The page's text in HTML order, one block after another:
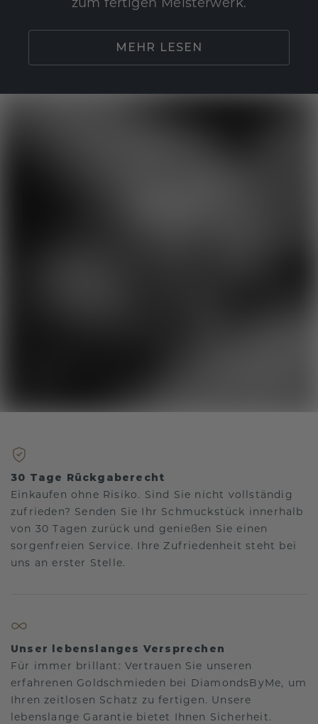
MEHR LESEN
30 Tage Rückgaberecht
Einkaufen ohne Risiko. Sind Sie nicht vollständig
zufrieden? Senden Sie Ihr Schmuckstück innerhalb
von 30 Tagen zurück und genießen Sie einen
sorgenfreien Service. Ihre Zufriedenheit steht bei
uns an erster Stelle.
Unser lebenslanges Versprechen
Für immer brillant: Vertrauen Sie unseren
erfahrenen Goldschmieden bei DiamondsByMe, um
Ihren zeitlosen Schatz zu fertigen. Unsere
lebenslange Garantie bietet Ihnen Sicherheit.